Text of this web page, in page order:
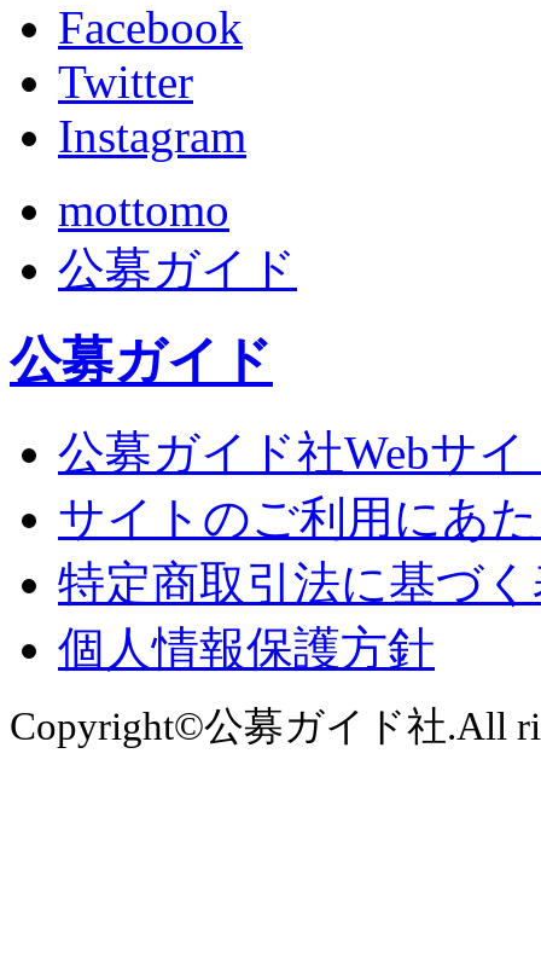
Facebook
Twitter
Instagram
mottomo
公募ガイド
公募ガイド
公募ガイド社Webサイ
サイトのご利用にあ
特定商取引法に基づ
個人情報保護方針
Copyright©公募ガイド社.All